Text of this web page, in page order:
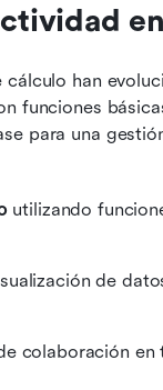
han
funciones
para una
utilizando
de
colaboración